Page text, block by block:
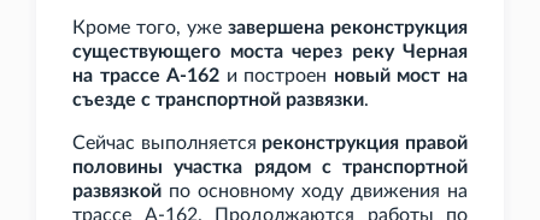
Кроме того, уже завершена реконструкция
существующего моста через реку Черная
на трассе А-162 и построен новый мост на
съезде с транспортной развязки.
Сейчас выполняется реконструкция правой
половины участка рядом с транспортной
развязкой по основному ходу движения на
трассе А-162. Продолжаются работы по